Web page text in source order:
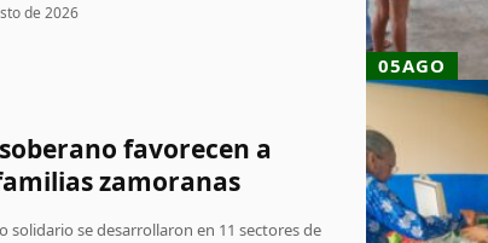
05AGO
de 2026
favorecen a
zamoranas
solidario se desarrollaron en 11 sectores de